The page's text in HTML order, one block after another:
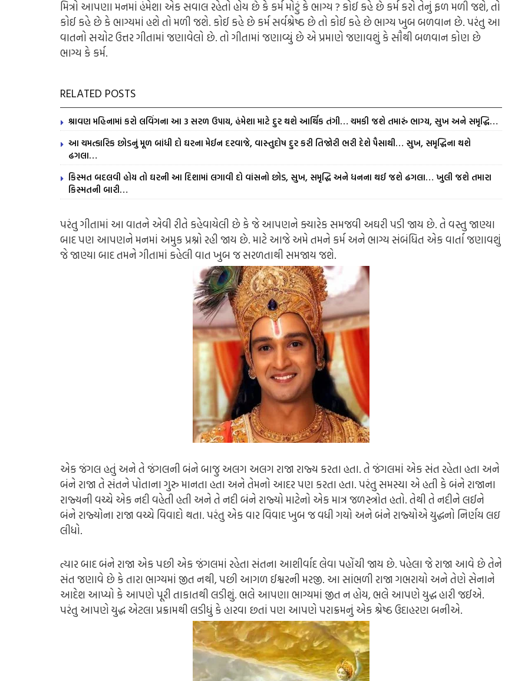
મિત્રો આપણા મનમાં હંમેશા એક સવાલ રહેતો હોય છે કે કર્મ મોટું કે ભાગ્ય ? કોઈ કહે છે કર્મ કરો તેનું ફળ મળી જશે, તો
કોઈ કહે છે કે ભાગ્યમાં હશે તો મળી જશે. કોઈ કહે છે કર્મ સર્વશ્રેષ્ઠ છે તો કોઈ કહે છે ભાગ્ય ખુબ બળવાન છે. પરંતુ આ
વાતનો સચોટ ઉત્તર ગીતામાં જણાવેલો છે. તો ગીતામાં જણાવ્યું છે એ પ્રમાણે જણાવશું કે સૌથી બળવાન કોણ છે
ભાગ્ય કે કર્મ.
RELATED POSTS
શ્રાવણ મહિનામાં કરો લવિંગના આ 3 સરળ ઉપાય, હંમેશા માટે દુર થશે આર્થિક તંગી… ચમકી જશે તમારું ભાગ્ય, સુખ અને સમૃદ્ધિ…
આ ચમત્કારિક છોડનું મૂળ બાંધી દો ઘરના મેઈન દરવાજે, વાસ્તુદોષ દુર કરી તિજોરી ભરી દેશે પૈસાથી… સુખ, સમૃદ્ધિના થશે
ઢગલા…
કિસ્મત બદલવી હોય તો ઘરની આ દિશામાં લગાવી દો વાંસનો છોડ, સુખ, સમૃદ્ધિ અને ધનના થઈ જશે ઢગલા… ખુલી જશે તમારા
કિસ્મતની બારી…
પરંતુ ગીતામાં આ વાતને એવી રીતે કહેવાયેલી છે કે જે આપણને ક્યારેક સમજવી અઘરી પડી જાય છે. તે વસ્તુ જાણ્યા
બાદ પણ આપણને મનમાં અમુક પ્રશ્નો રહી જાય છે. માટે આજે અમે તમને કર્મ અને ભાગ્ય સંબંધિત એક વાર્તા જણાવશું
જે જાણ્યા બાદ તમને ગીતામાં કહેલી વાત ખુબ જ સરળતાથી સમજાય જશે.
એક જંગલ હતું અને તે જંગલની બંને બાજુ અલગ અલગ રાજા રાજ્ય કરતા હતા. તે જંગલમાં એક સંત રહેતા હતા અને
બંને રાજા તે સંતને પોતાના ગુરુ માનતા હતા અને તેમનો આદર પણ કરતા હતા. પરંતુ સમસ્યા એ હતી કે બંને રાજાના
રાજ્યની વચ્ચે એક નદી વહેતી હતી અને તે નદી બંને રાજ્યો માટેનો એક માત્ર જળસ્ત્રોત હતો. તેથી તે નદીને લઈને
બંને રાજ્યોના રાજા વચ્ચે વિવાદો થતા. પરંતુ એક વાર વિવાદ ખુબ જ વધી ગયો અને બંને રાજ્યોએ યુદ્ધનો નિર્ણય લઇ
લીધો.
ત્યાર બાદ બંને રાજા એક પછી એક જંગલમાં રહેતા સંતના આશીર્વાદ લેવા પહોંચી જાય છે. પહેલા જે રાજા આવે છે તેને
સંત જણાવે છે કે તારા ભાગ્યમાં જીત નથી, પછી આગળ ઈશ્વરની મરજી. આ સાંભળી રાજા ગભરાયો અને તેણે સેનાને
આદેશ આપ્યો કે આપણે પૂરી તાકાતથી લડીશું. ભલે આપણા ભાગ્યમાં જીત ન હોય, ભલે આપણે યુદ્ધ હારી જઈએ.
પરંતુ આપણે યુદ્ધ એટલા પ્રક્રામથી લડીધું કે હારવા છતાં પણ આપણે પરાક્રમનું એક શ્રેષ્ઠ ઉદાહરણ બનીએ.